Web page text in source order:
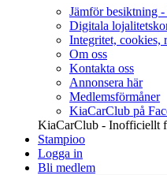
Jämför besiktning
Digitala
Integritet,
Om oss
Kontakta oss
Annonsera här
Medlemsförmåner
KiaCarClub på
KiaCarClub - Inofficiellt
Stampioo
Logga in
Bli medlem